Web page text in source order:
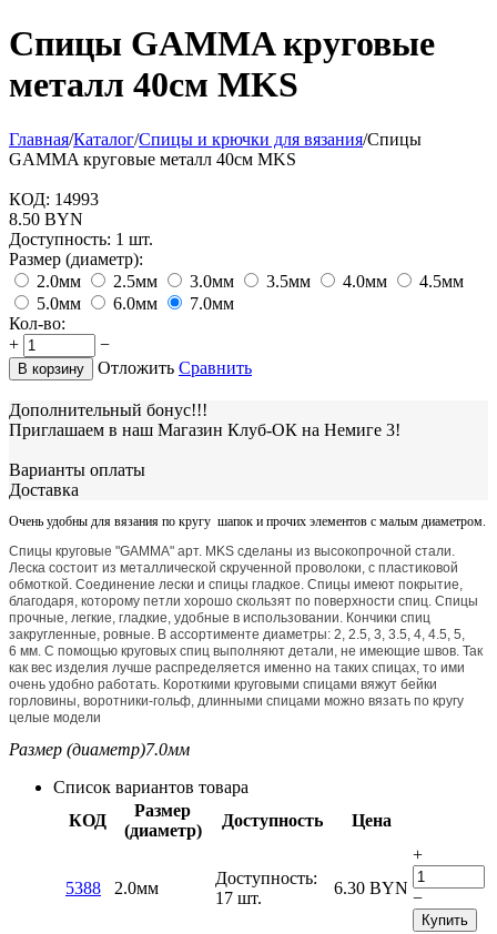
Cпицы GAMMA круговые
металл 40см MKS
Главная/Каталог/Спицы и крючки для вязания/Cпицы
GAMMA круговые металл 40см MKS
КОД: 14993
8.50 BYN
Доступность: 1 шт.
Размер (диаметр):
2.0мм
2.5мм 3.0мм 3.5мм 4.0мм
4.5мм
5.0мм
6.0мм
7.0мм
Кол-во:
+
−
В корзину Отложить Сравнить
Дополнительный бонус!!!
Приглашаем в наш Магазин Клуб-ОК на Немиге 3!
Варианты оплаты
Доставка
Очень удобны для вязания по кругу шапок и прочих элементов с малым диаметром.
Спицы круговые "GAMMA" арт. MKS сделаны из высокопрочной стали.
Леска состоит из металлической скрученной проволоки, с пластиковой
обмоткой. Соединение лески и спицы гладкое. Спицы имеют покрытие,
благодаря, которому петли хорошо скользят по поверхности спиц. Спицы
прочные, легкие, гладкие, удобные в использовании. Кончики спиц
закругленные, ровные. В ассортименте диаметры: 2, 2.5, 3, 3.5, 4, 4.5, 5,
6 мм. С помощью круговых спиц выполняют детали, не имеющие швов. Так
как вес изделия лучше распределяется именно на таких спицах, то ими
очень удобно работать. Короткими круговыми спицами вяжут бейки
горловины, воротники-гольф, длинными спицами можно вязать по кругу
целые модели
Размер (диаметр)7.0мм
Список вариантов товара
КОД
Размер
(диаметр)
Доступность Цена
5388 2.0мм
Доступность:
17 шт.
6.30 BYN
+
−
Купить